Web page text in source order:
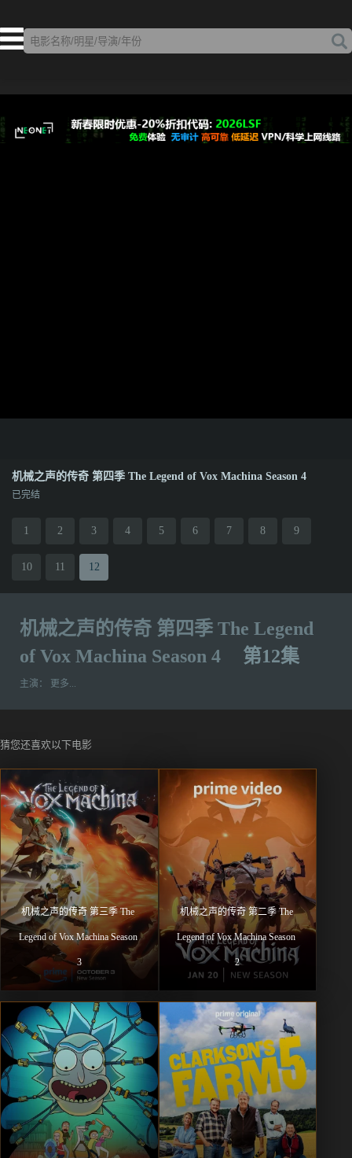
机械之声的传奇 第四季 The Legend of Vox Machina Season 4
已完结
1 2 3 4 5 6 7 8 9
10 11 12
机械之声的传奇 第四季 The Legend
of Vox Machina Season 4
第12集
主演： 更多...
猜您还喜欢以下电影
机械之声的传奇 第三季 The
Legend of Vox Machina Season
3
机械之声的传奇 第二季 The
Legend of Vox Machina Season
2